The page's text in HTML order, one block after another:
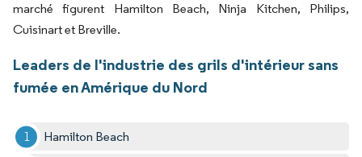
marché figurent Hamilton Beach, Ninja Kitchen, Philips,
Cuisinart et Breville.
Leaders de l'industrie des grils d'intérieur sans
fumée en Amérique du Nord
Hamilton Beach